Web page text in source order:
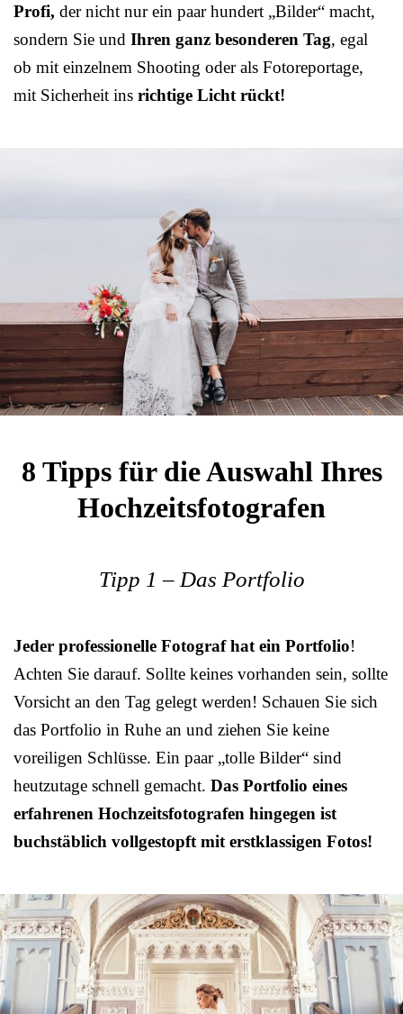
Profi, der nicht nur ein paar hundert „Bilder“ macht,
sondern Sie und Ihren ganz besonderen Tag, egal
ob mit einzelnem Shooting oder als Fotoreportage,
mit Sicherheit ins richtige Licht rückt!
8 Tipps für die Auswahl Ihres
Hochzeitsfotografen
Tipp 1 – Das Portfolio
Jeder professionelle Fotograf hat ein Portfolio!
Achten Sie darauf. Sollte keines vorhanden sein, sollte
Vorsicht an den Tag gelegt werden! Schauen Sie sich
das Portfolio in Ruhe an und ziehen Sie keine
voreiligen Schlüsse. Ein paar „tolle Bilder“ sind
heutzutage schnell gemacht. Das Portfolio eines
erfahrenen Hochzeitsfotografen hingegen ist
buchstäblich vollgestopft mit erstklassigen Fotos!